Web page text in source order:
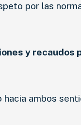
por las
y recaudos
hacia ambos